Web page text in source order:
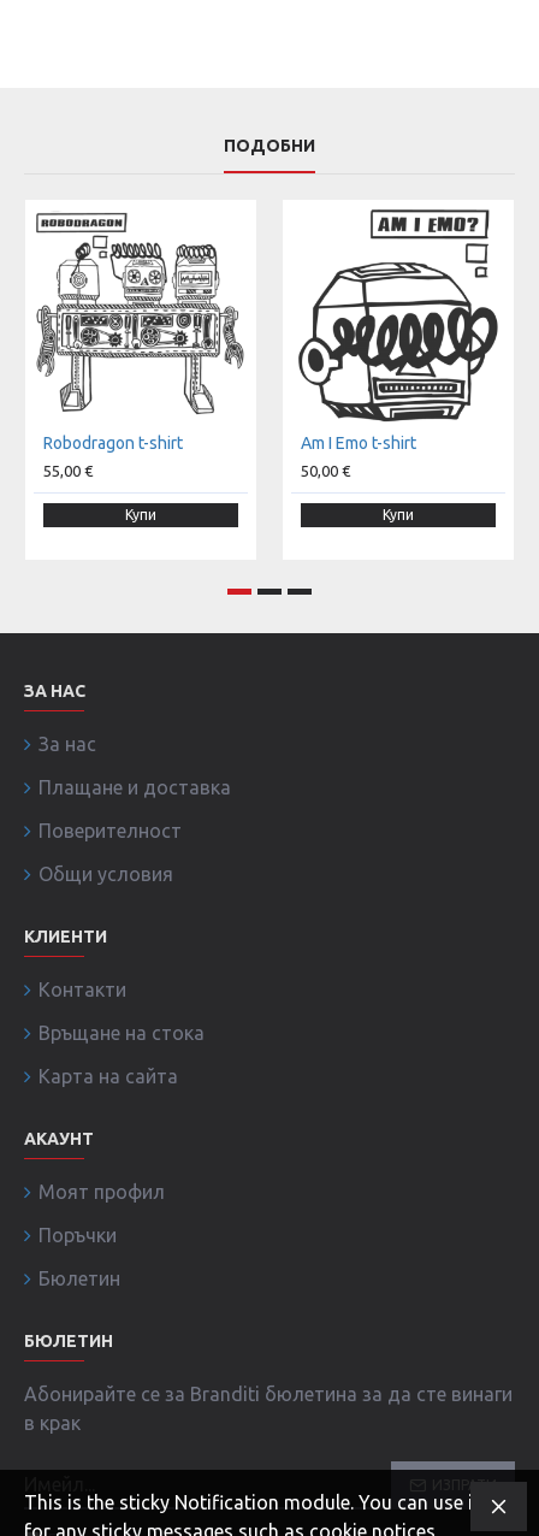
ПОДОБНИ
Robodragon t-shirt
55,00 €
Купи
Am I Emo t-shirt
50,00 €
Купи
ЗА НАС
За нас
Плащане и доставка
Поверителност
Общи условия
КЛИЕНТИ
Контакти
Връщане на стока
Карта на сайта
АКАУНТ
Моят профил
Поръчки
Бюлетин
БЮЛЕТИН
Абонирайте се за Branditi бюлетина за да сте винаги
в крак
ИЗПРАТИ
This is the sticky Notification module. You can use it
for any sticky messages such as cookie notices,